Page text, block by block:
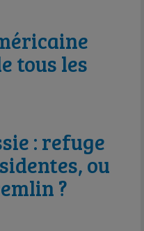
tous les
: refuge
ou
?